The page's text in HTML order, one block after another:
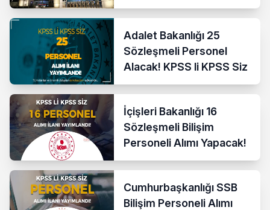
Adalet Bakanlığı 25
Sözleşmeli Personel
Alacak! KPSS li KPSS Siz
İçişleri Bakanlığı 16
Sözleşmeli Bilişim
Personeli Alımı Yapacak!
Cumhurbaşkanlığı SSB
Bilişim Personeli Alımı